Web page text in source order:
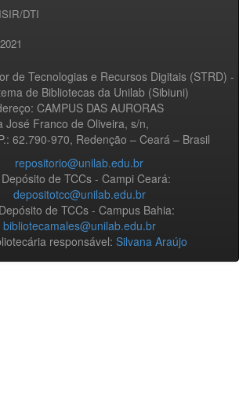
DTI
de Tecnologias e Recursos Digitais (STRD) -
de Bibliotecas da Unilab (Sibiuni)
CAMPUS DAS AURORAS
José Franco de Oliveira, s/n,
62.790-970, Redenção – Ceará – Brasil
repositorio@unilab.edu.br
Depósito de TCCs - Campi Ceará:
depositotcc@unilab.edu.br
de TCCs - Campus Bahia:
bibliotecamales@unilab.edu.br
responsável: Silvana Araújo